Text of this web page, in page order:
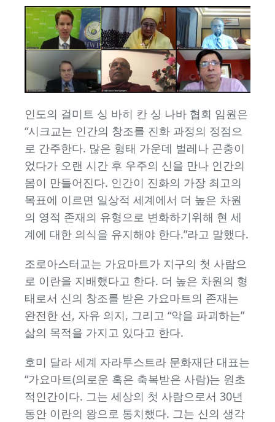
인도의 걸미트 싱 바히 칸 싱 나바 협회 임원은
“시크교는 인간의 창조를 진화 과정의 정점으
로 간주한다. 많은 형태 가운데 벌레나 곤충이
었다가 오랜 시간 후 우주의 신을 만나 인간의
몸이 만들어진다. 인간이 진화의 가장 최고의
목표에 이르면 일상적 세계에서 더 높은 차원
의 영적 존재의 유형으로 변화하기위해 현 세
계에 대한 의식을 유지해야 한다.”라고 말했다.
조로아스터교는 가요마트가 지구의 첫 사람으
로 이란을 지배했다고 한다. 더 높은 차원의 형
태로서 신의 창조를 받은 가요마트의 존재는
완전한 선, 자유 의지, 그리고 “악을 파괴하는”
삶의 목적을 가지고 있다고 한다.
호미 달라 세계 자라투스트라 문화재단 대표는
“가요마트(의로운 혹은 축복받은 사람)는 원초
적인간이다. 그는 세상의 첫 사람으로서 30년
동안 이란의 왕으로 통치했다. 그는 신의 생각